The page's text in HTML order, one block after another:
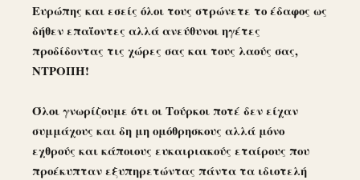
Ευρώπης και εσείς όλοι τους στρώνετε το έδαφος ως
δήθεν επαΐοντες αλλά ανεύθυνοι ηγέτες
προδίδοντας τις χώρες σας και τους λαούς σας,
ΝΤΡΟΠΗ!
Όλοι γνωρίζουμε ότι οι Τούρκοι ποτέ δεν είχαν
συμμάχους και δη μη ομόθρησκους αλλά μόνο
εχθρούς και κάποιους ευκαιριακούς εταίρους που
προέκυπταν εξυπηρετώντας πάντα τα ιδιοτελή